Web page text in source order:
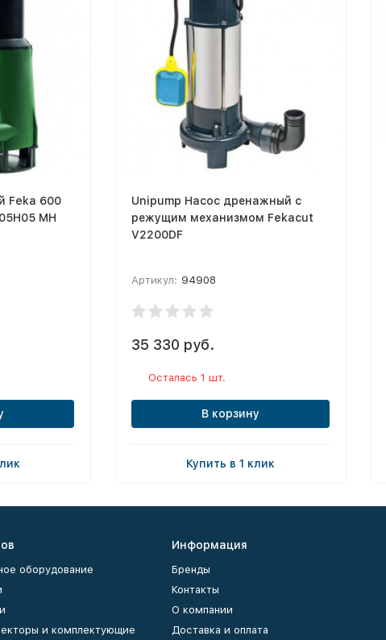
Feka 600
MH
Unipump Насос дренажный с
режущим механизмом Fekacut
V2200DF
Артикул: 94908
35 330 руб.
Осталась 1 шт.
В корзину
Купить в 1 клик
оборудование
и комплектующие
Информация
Бренды
Контакты
О компании
Доставка и оплата